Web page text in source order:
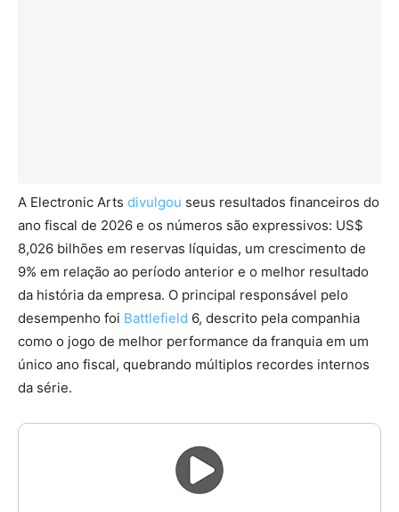
A Electronic Arts divulgou seus resultados financeiros do
ano fiscal de 2026 e os números são expressivos: US$
8,026 bilhões em reservas líquidas, um crescimento de
9% em relação ao período anterior e o melhor resultado
da história da empresa. O principal responsável pelo
desempenho foi Battlefield 6, descrito pela companhia
como o jogo de melhor performance da franquia em um
único ano fiscal, quebrando múltiplos recordes internos
da série.